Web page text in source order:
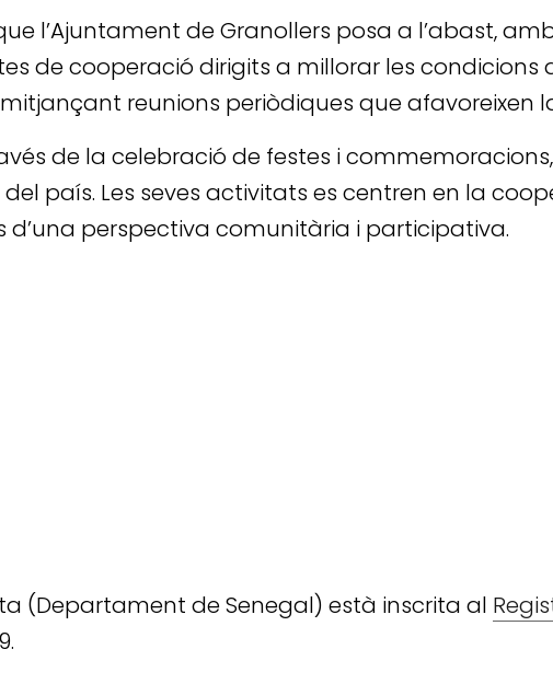
l’Ajuntament de Granollers posa a l’abast,
de cooperació dirigits a millorar les condicions
reunions periòdiques que afavoreixen
de la celebració de festes i
país. Les seves activitats es centren en la
perspectiva comunitària i participativa.
(Departament de Senegal) està inscrita al